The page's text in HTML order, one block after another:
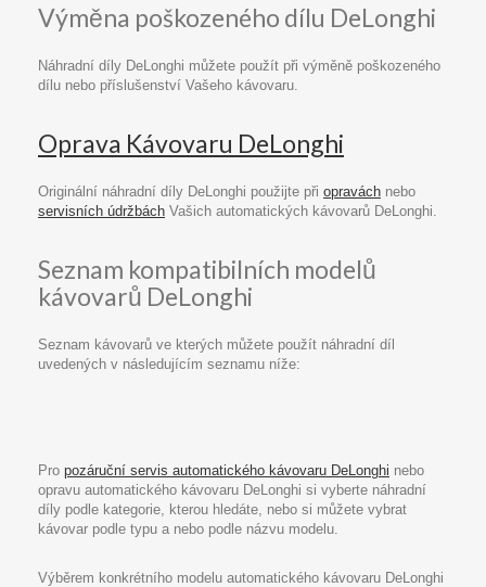
Výměna poškozeného dílu DeLonghi
Náhradní díly DeLonghi můžete použít při výměně poškozeného
dílu nebo příslušenství Vašeho kávovaru.
Oprava Kávovaru DeLonghi
Originální náhradní díly DeLonghi použijte při opravách nebo
servisních údržbách Vašich automatických kávovarů DeLonghi.
Seznam kompatibilních modelů
kávovarů DeLonghi
Seznam kávovarů ve kterých můžete použít náhradní díl
uvedených v následujícím seznamu níže:
Pro pozáruční servis automatického kávovaru DeLonghi nebo
opravu automatického kávovaru DeLonghi si vyberte náhradní
díly podle kategorie, kterou hledáte, nebo si můžete vybrat
kávovar podle typu a nebo podle názvu modelu.
Výběrem konkrétního modelu automatického kávovaru DeLonghi